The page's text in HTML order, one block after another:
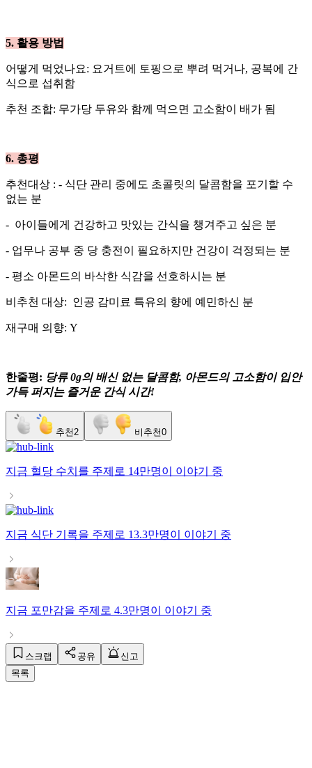
​5. 활용 방법
​어떻게 먹었나요: 요거트에 토핑으로 뿌려 먹거나, 공복에 간
식으로 섭취함
​추천 조합: 무가당 두유와 함께 먹으면 고소함이 배가 됨
6. 총평
​추천대상 : - 식단 관리 중에도 초콜릿의 달콤함을 포기할 수
없는 분
​- 아이들에게 건강하고 맛있는 간식을 챙겨주고 싶은 분
- ​업무나 공부 중 당 충전이 필요하지만 건강이 걱정되는 분
- ​평소 아몬드의 바삭한 식감을 선호하시는 분
​비추천 대상: 인공 감미료 특유의 향에 예민하신 분
​재구매 의향: Y
한줄평: 당류 0g의 배신 없는 달콤함, 아몬드의 고소함이 입안
가득 퍼지는 즐거운 간식 시간!
추천 2 비추천0
지금 혈당 수치 를 주제로 14만명이 이야기 중
지금 식단 기록을 주제로 13.3만명이 이야기 중
지금 포만감을 주제로 4.3만명이 이야기 중
스크랩 공유
신고
목록